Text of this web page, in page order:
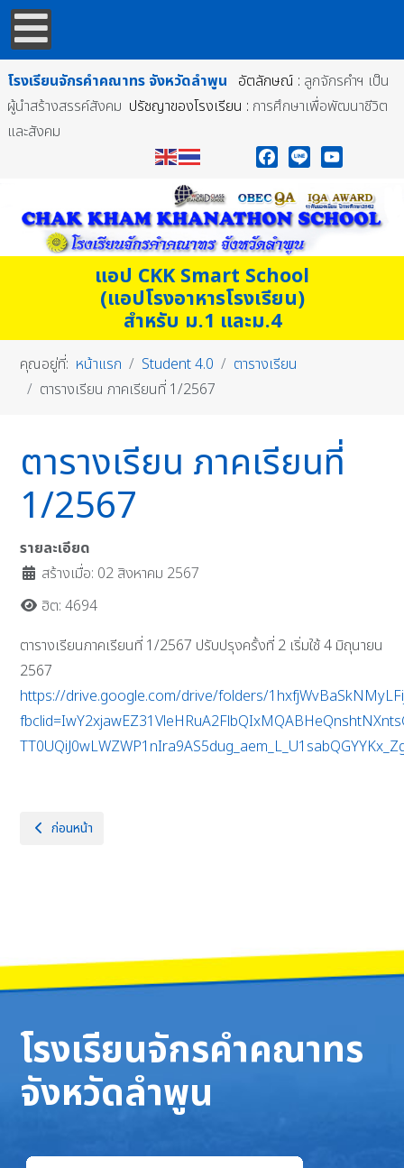
โรงเรียนจักรคำคณาทร จังหวัดลำพูน อัตลักษณ์ : ลูกจักรคำฯ เป็น
ผู้นำสร้างสรรค์สังคม ปรัชญาของโรงเรียน : การศึกษาเพื่อพัฒนาชีวิต
และสังคม
แอป CKK Smart School
(แอปโรงอาหารโรงเรียน)
สำหรับ ม.1 และม.4
คุณอยู่ที่: หน้าแรก Student 4.0
ตารางเรียน
ตารางเรียน ภาคเรียนที่ 1/2567
ตารางเรียน ภาคเรียนที่
1/2567
รายละเอียด
สร้างเมื่อ: 02 สิงหาคม 2567
ฮิต: 4694
ตารางเรียนภาคเรียนที่ 1/2567 ปรับปรุงครั้งที่ 2 เริ่มใช้ 4 มิถุนายน
2567
https://drive.google.com/drive/folders/
เนื้อหาก่อนหน้า: ตารางเรียน ภาคเรียนที่ 2/2566
ก่อนหน้า
โรงเรียนจักรคำคณาทร
จังหวัดลำพูน